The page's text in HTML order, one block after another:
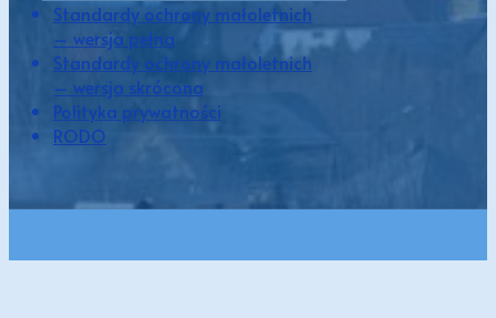
Standardy ochrony małoletnich
– wersja pełna
Standardy ochrony małoletnich
– wersja skrócona
Polityka prywatności
RODO